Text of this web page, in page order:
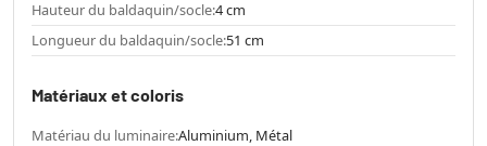
Hauteur du baldaquin/socle:4 cm
Longueur du baldaquin/socle:51 cm
Matériaux et coloris
Matériau du luminaire:Aluminium, Métal